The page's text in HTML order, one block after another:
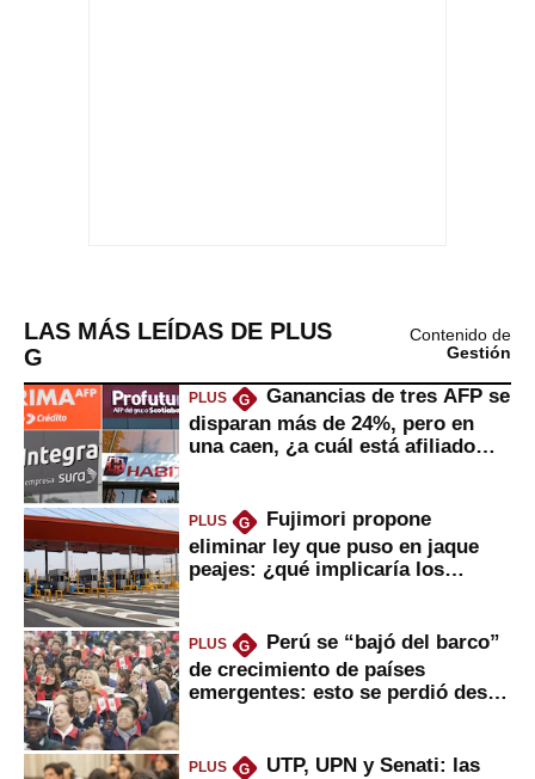
LAS MÁS LEÍDAS DE PLUS
G
Contenido de
Gestión
PLUS G
Ganancias de tres AFP se
disparan más de 24%, pero en
una caen, ¿a cuál está afiliado
PLUS G
Fujimori propone
eliminar ley que puso en jaque
peajes: ¿qué implicaría los
PLUS G
Perú se “bajó del barco”
de crecimiento de países
emergentes: esto se perdió desde
PLUS G
UTP, UPN y Senati: las